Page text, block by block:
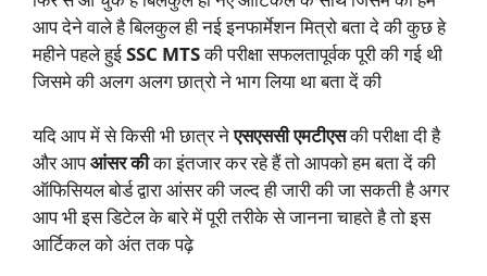
आप देने वाले है बिलकुल ही नई इनफार्मेशन मित्रो बता दे की कुछ हे
महीने पहले हुईSSC MTSकी परीक्षा सफलतापूर्वक पूरी की गई थी
जिसमे की अलग अलग छात्रो ने भाग लिया था बता दें की
यदि आप में से किसी भी छात्र नेएसएससी एमटीएसकी परीक्षा दी है
और आपआंसर कीका इंतजार कर रहे हैं तो आपको हम बता दें की
ऑफिसियल बोर्ड द्वारा आंसर की जल्द ही जारी की जा सकती है अगर
आप भी इस डिटेल के बारे में पूरी तरीके से जानना चाहते है तो इस
आर्टिकल को अंत तक पढ़े